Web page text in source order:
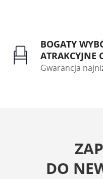
BOGATY
ATRAKCYJNE
Gwarancja
DO